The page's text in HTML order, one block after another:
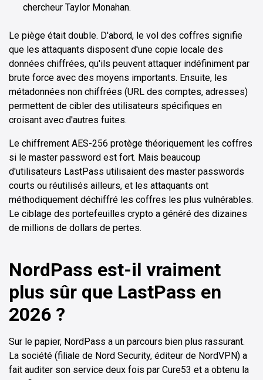
chercheur Taylor Monahan.
Le piège était double. D'abord, le vol des coffres signifie
que les attaquants disposent d'une copie locale des
données chiffrées, qu'ils peuvent attaquer indéfiniment par
brute force avec des moyens importants. Ensuite, les
métadonnées non chiffrées (URL des comptes, adresses)
permettent de cibler des utilisateurs spécifiques en
croisant avec d'autres fuites.
Le chiffrement AES-256 protège théoriquement les coffres
si le master password est fort. Mais beaucoup
d'utilisateurs LastPass utilisaient des master passwords
courts ou réutilisés ailleurs, et les attaquants ont
méthodiquement déchiffré les coffres les plus vulnérables.
Le ciblage des portefeuilles crypto a généré des dizaines
de millions de dollars de pertes.
NordPass est-il vraiment
plus sûr que LastPass en
2026 ?
Sur le papier, NordPass a un parcours bien plus rassurant.
La société (filiale de Nord Security, éditeur de NordVPN) a
fait auditer son service deux fois par Cure53 et a obtenu la